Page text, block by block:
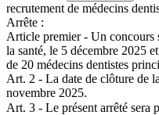
recrutement de médecins
Arrête :
Article premier - Un concours
la santé, le 5 décembre 2025
de 20 médecins dentistes
Art. 2 - La date de clôture de
novembre 2025.
Art. 3 - Le présent arrêté sera